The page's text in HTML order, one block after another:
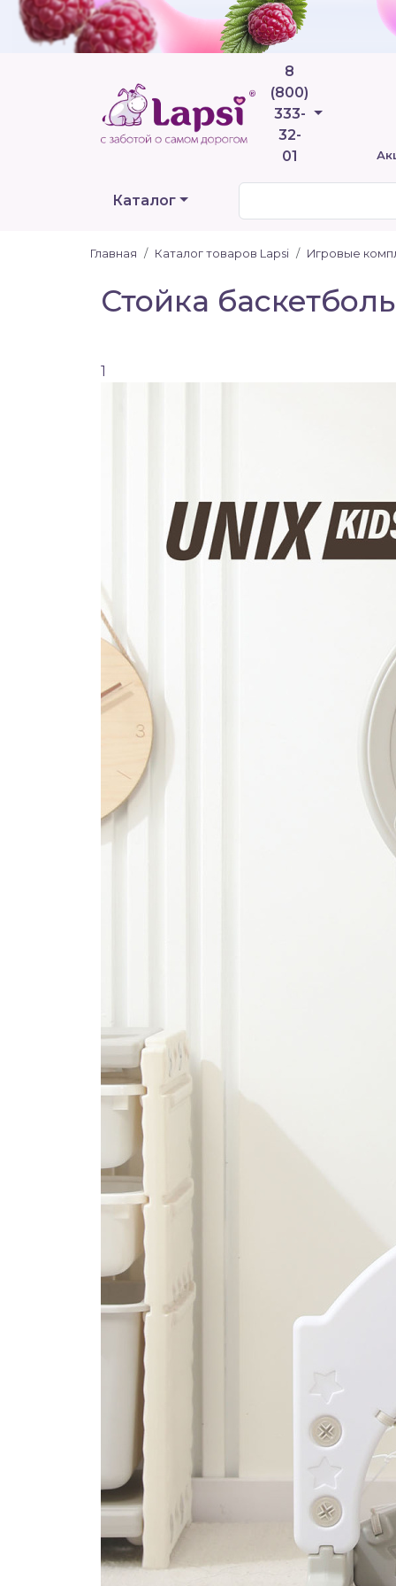
8
(800)
333-
32-
01
Телефоны
Каталог
Главная Каталог товаров Lapsi Игровые
Стойка
1